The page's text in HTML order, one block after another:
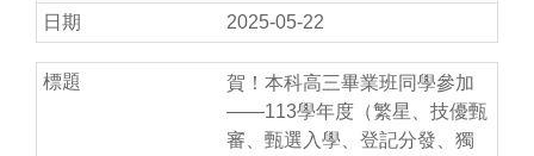
2025-05-22
賀！本科高三畢業班同學參加
——113學年度（繁星、技優甄
審、甄選入學、登記分發、獨